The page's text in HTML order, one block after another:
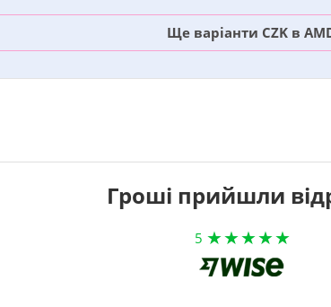
Ще варіанти CZK в
Гроші прийшли
5